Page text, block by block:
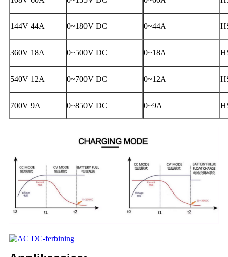
144V 44A 0~180V DC 0~44A
360V 18A 0~500V DC 0~18A
540V 12A 0~700V DC 0~12A
700V 9A 0~850V DC 0~9A